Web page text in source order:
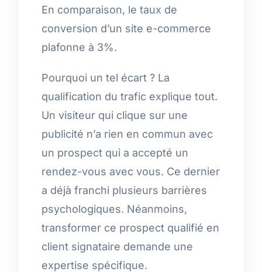
En comparaison, le taux de
conversion d’un site e-commerce
plafonne à 3%.
Pourquoi un tel écart ? La
qualification du trafic explique tout.
Un visiteur qui clique sur une
publicité n’a rien en commun avec
un prospect qui a accepté un
rendez-vous avec vous. Ce dernier
a déjà franchi plusieurs barrières
psychologiques. Néanmoins,
transformer ce prospect qualifié en
client signataire demande une
expertise spécifique.